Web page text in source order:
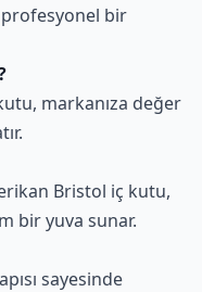
bir
markanıza değer
Bristol iç kutu,
bir yuva sunar.
sayesinde